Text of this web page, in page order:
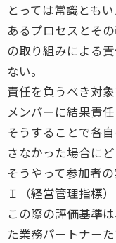
とっては常識とも
あるプロセスとそ
の取り組みによる
ない。
責任を負うべき対
メンバーに結果責任
そうすることで各
さなかった場合に
そうやって参加者
Ｉ（経営管理指標
この際の評価基準
た業務パートナー